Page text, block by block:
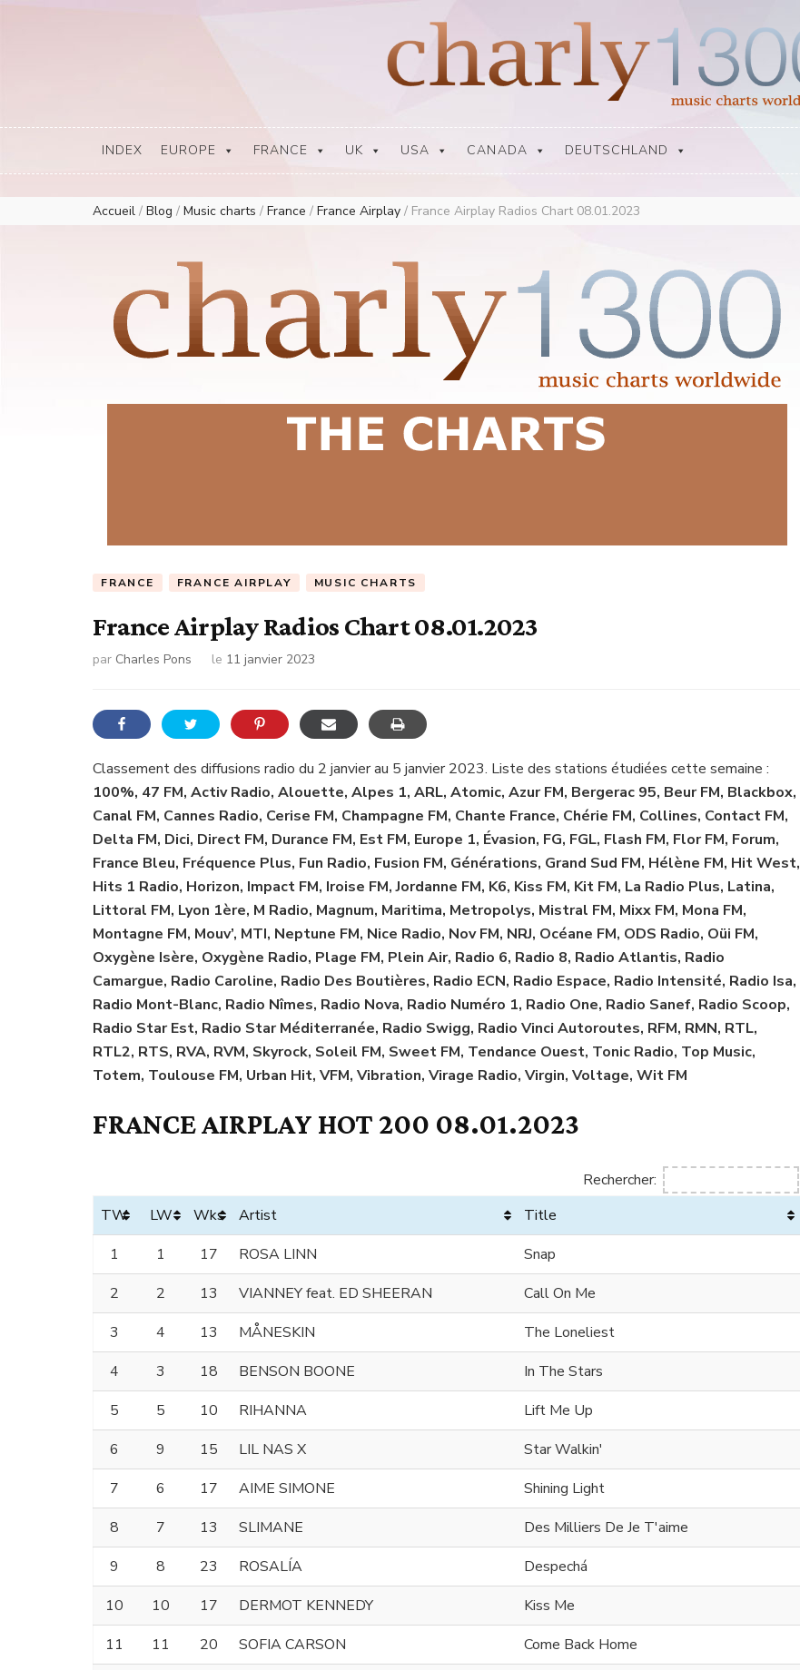
Europe Airplay Charts Radios Music Worldwide – Charly1300
European Music Charts plus USA and Australia
INDEX EUROPE FRANCE UK USA CANADA DEUTSCHLAND
Accueil / Blog / Music charts / France / France Airplay / France Airplay Radios Chart 08.01.2023
FRANCE FRANCE AIRPLAY MUSIC CHARTS
France Airplay Radios Chart 08.01.2023
par Charles Pons le 11 janvier 2023
Classement des diffusions radio du 2 janvier au 5 janvier 2023. Liste des stations étudiées cette semaine :
100%, 47 FM, Activ Radio, Alouette, Alpes 1, ARL, Atomic, Azur FM, Bergerac 95, Beur FM, Blackbox,
Canal FM, Cannes Radio, Cerise FM, Champagne FM, Chante France, Chérie FM, Collines, Contact FM,
Delta FM, Dici, Direct FM, Durance FM, Est FM, Europe 1, Évasion, FG, FGL, Flash FM, Flor FM, Forum,
France Bleu, Fréquence Plus, Fun Radio, Fusion FM, Générations, Grand Sud FM, Hélène FM, Hit West,
Hits 1 Radio, Horizon, Impact FM, Iroise FM, Jordanne FM, K6, Kiss FM, Kit FM, La Radio Plus, Latina,
Littoral FM, Lyon 1ère, M Radio, Magnum, Maritima, Metropolys, Mistral FM, Mixx FM, Mona FM,
Montagne FM, Mouv’, MTI, Neptune FM, Nice Radio, Nov FM, NRJ, Océane FM, ODS Radio, Oüi FM,
Oxygène Isère, Oxygène Radio, Plage FM, Plein Air, Radio 6, Radio 8, Radio Atlantis, Radio
Camargue, Radio Caroline, Radio Des Boutières, Radio ECN, Radio Espace, Radio Intensité, Radio Isa,
Radio Mont-Blanc, Radio Nîmes, Radio Nova, Radio Numéro 1, Radio One, Radio Sanef, Radio Scoop,
Radio Star Est, Radio Star Méditerranée, Radio Swigg, Radio Vinci Autoroutes, RFM, RMN, RTL,
RTL2, RTS, RVA, RVM, Skyrock, Soleil FM, Sweet FM, Tendance Ouest, Tonic Radio, Top Music,
Totem, Toulouse FM, Urban Hit, VFM, Vibration, Virage Radio, Virgin, Voltage, Wit FM
FRANCE AIRPLAY HOT 200 08.01.2023
Rechercher:
TW
LW Wks Artist
Title
1
1 17 ROSA LINN
Snap
2
2 13 VIANNEY feat. ED SHEERAN
Call On Me
3
4 13 MÅNESKIN
The Loneliest
4
3 18 BENSON BOONE
In The Stars
5
5 10 RIHANNA
Lift Me Up
6
9 15 LIL NAS X
Star Walkin'
7
6 17 AIME SIMONE
Shining Light
8
7 13 SLIMANE
Des Milliers De Je T'aime
9
8 23 ROSALÍA
Despechá
10
10 17 DERMOT KENNEDY
Kiss Me
11
11 20 SOFIA CARSON
Come Back Home